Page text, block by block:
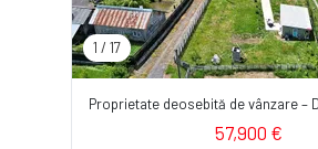
1 / 17
Proprietate deosebită de vânzare –
57,900 €